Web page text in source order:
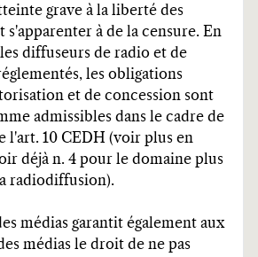
grave à la liberté des
s'apparenter à de la censure. En
diffuseurs de radio et de
les obligations
et de concession sont
admissibles dans le cadre de
l'art. 10 CEDH (voir plus en
déjà n. 4 pour le domaine plus
radiodiffusion).
médias garantit également aux
médias le droit de ne pas